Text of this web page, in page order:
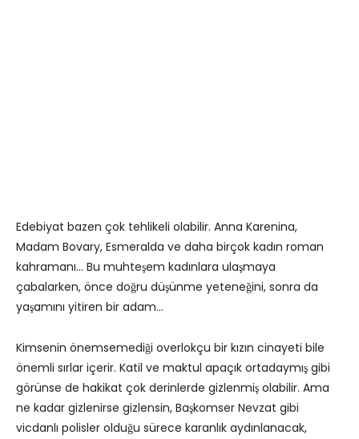
Edebiyat bazen çok tehlikeli olabilir. Anna Karenina,
Madam Bovary, Esmeralda ve daha birçok kadın roman
kahramanı… Bu muhteşem kadınlara ulaşmaya
çabalarken, önce doğru düşünme yeteneğini, sonra da
yaşamını yitiren bir adam…
Kimsenin önemsemediği overlokçu bir kızın cinayeti bile
önemli sırlar içerir. Katil ve maktul apaçık ortadaymış gibi
görünse de hakikat çok derinlerde gizlenmiş olabilir. Ama
ne kadar gizlenirse gizlensin, Başkomser Nevzat gibi
vicdanlı polisler olduğu sürece karanlık aydınlanacak,